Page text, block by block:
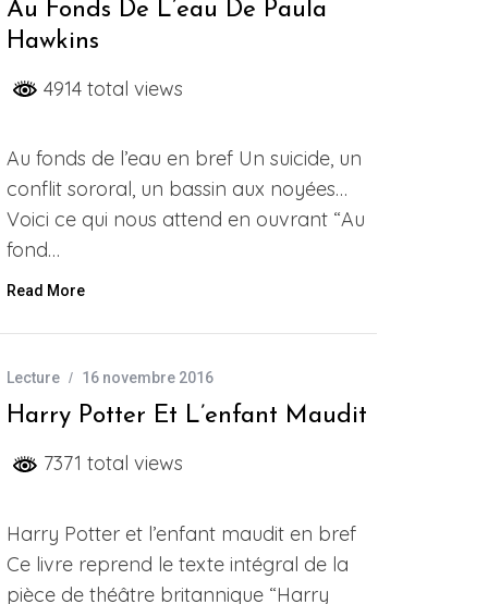
Au Fonds De L’eau De Paula
Hawkins
4914 total views
Au fonds de l’eau en bref Un suicide, un
conflit sororal, un bassin aux noyées…
Voici ce qui nous attend en ouvrant “Au
fond…
Read More
Lecture 16 novembre 2016
Harry Potter Et L’enfant Maudit
7371 total views
Harry Potter et l’enfant maudit en bref
Ce livre reprend le texte intégral de la
pièce de théâtre britannique “Harry